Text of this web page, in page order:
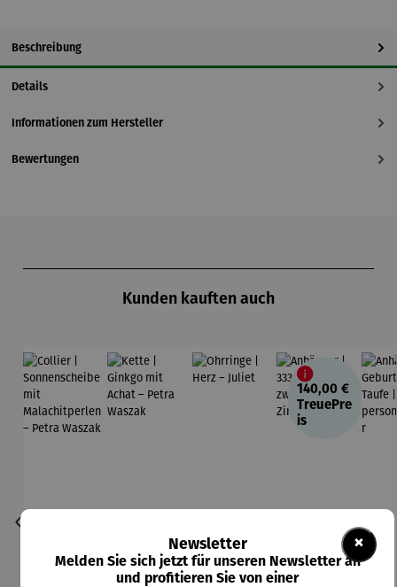
Beschreibung
Details
Informationen zum Hersteller
Bewertungen
Kunden kauften auch
140,00 €
TreuePre
is
×
Newsletter
Melden Sie sich jetzt für unseren Newsletter an
und profitieren Sie von einer